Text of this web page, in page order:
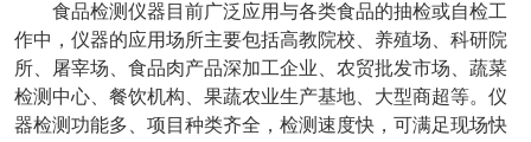
食品检测仪器目前广泛应用与各类食品的抽检或自检工
作中，仪器的应用场所主要包括高教院校、养殖场、科研院
所、屠宰场、食品肉产品深加工企业、农贸批发市场、蔬菜
检测中心、餐饮机构、果蔬农业生产基地、大型商超等。仪
器检测功能多、项目种类齐全，检测速度快，可满足现场快